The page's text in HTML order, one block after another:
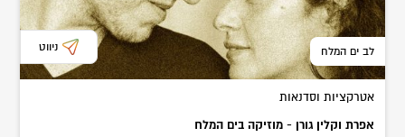
לב ים המלח ניווט
אטרקציות וסדנאות
אפרת וקלין גורן - מוזיקה בים המלח